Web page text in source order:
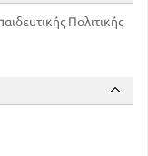
Πολιτικής